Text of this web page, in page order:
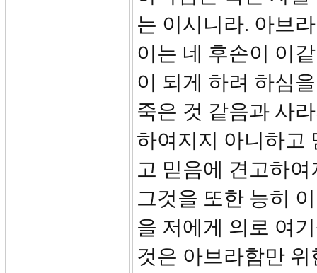
는 이시니라. 아브
이는 네 후손이 이
이 되게 하려 하심
죽은 것 같음과 사
하여지지 아니하고
고 믿음에 견고하
그것을 또한 능히
을 저에게 의로 여
것은 아브라함만